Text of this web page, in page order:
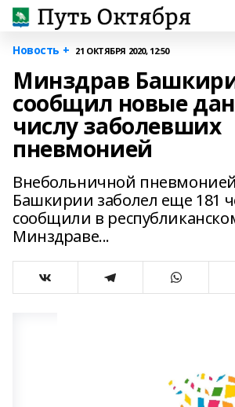
Новость + 21 ОКТЯБРЯ 2020, 12:50
Минздрав
сообщил новые
числу заболевших
пневмонией
Внебольничной пневмонией
Башкирии заболел еще 181
сообщили в
Минздраве...